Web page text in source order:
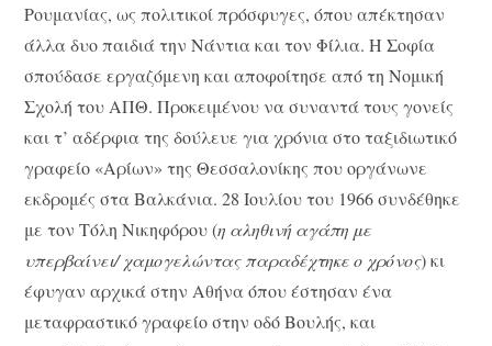
Ρουμανίας, ως πολιτικοί πρόσφυγες, όπου απέκτησαν
άλλα δυο παιδιά την Νάντια και τον Φίλια. Η Σοφία
σπούδασε εργαζόμενη και αποφοίτησε από τη Νομική
Σχολή του ΑΠΘ. Προκειμένου να συναντά τους γονείς
και τ’ αδέρφια της δούλευε για χρόνια στο ταξιδιωτικό
γραφείο «Αρίων» της Θεσσαλονίκης που οργάνωνε
εκδρομές στα Βαλκάνια. 28 Ιουλίου του 1966 συνδέθηκε
με τον Τόλη Νικηφόρου (η αληθινή αγάπη με
υπερβαίνει/ χαμογελώντας παραδέχτηκε ο χρόνος) κι
έφυγαν αρχικά στην Αθήνα όπου έστησαν ένα
μεταφραστικό γραφείο στην οδό Βουλής, και